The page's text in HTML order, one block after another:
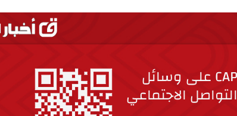
CAP على وسائل
التواصل الاجتماعي